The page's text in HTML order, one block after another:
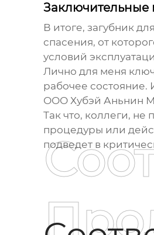
Заключительные
В итоге, загубник
спасения, от
условий
Лично для меня
рабочее состояние.
ООО Хубэй Аньнин
Так что, коллеги,
процедуры или
подведет в